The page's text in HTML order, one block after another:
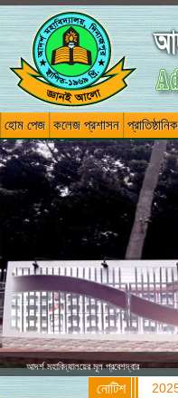
হোম পেজ কলেজ প্রশাসন
আদর্শ মহাবিদ্যালয়ের মূল প্রবেশদ্বার
নোটিশ